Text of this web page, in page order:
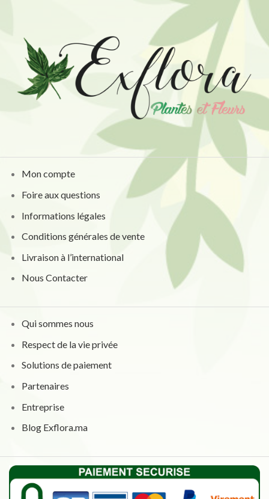
Mon compte
Foire aux questions
Informations légales
Conditions générales de vente
Livraison à l’international
Nous Contacter
Qui sommes nous
Respect de la vie privée
Solutions de paiement
Partenaires
Entreprise
Blog Exflora.ma